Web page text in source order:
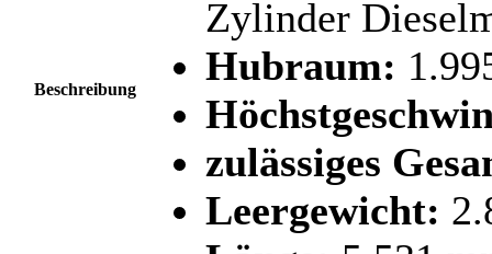
Beschreibung
Zylinder
Hubraum:
zulässiges
Leergewicht: